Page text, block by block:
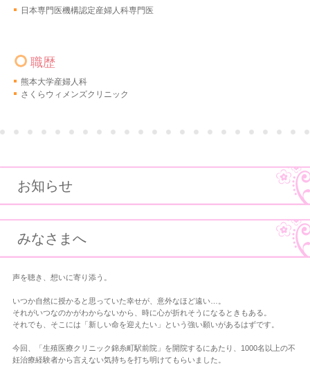
日本専門医機構認定産婦人科専門医
職歴
熊本大学産婦人科
さくらウィメンズクリニック
お知らせ
みなさまへ
声を聴き、想いに寄り添う。
いつか自然に授かると思っていた幸せが、意外なほど遠い…。
それがいつなのかがわからないから、時に心が折れそうになるときもある。
それでも、そこには「新しい命を迎えたい」という強い願いがあるはずです。
今回、「生殖医療クリニック錦糸町駅前院」を開院するにあたり、1000名以上の不
妊治療経験者から言えない気持ちを打ち明けてもらいました。